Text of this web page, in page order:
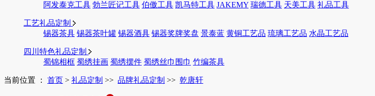
阿发泰克工具 勃兰匠记工具 伯傲工具 凯马特工具 JAKEMY 瑞德工具 天美工具 礼品工具
工艺礼品定制
锡器茶具 锡器茶叶罐 锡器酒具 锡器奖牌奖盘 景泰蓝 黄铜工艺品 琉璃工艺品 水晶工艺品
四川特色礼品定制
蜀锦相框 蜀绣挂画 蜀绣摆件 蜀绣丝巾围巾 竹编茶具
当前位置 ： 首页 > 礼品定制 >> 品牌礼品定制 >> 乾唐轩